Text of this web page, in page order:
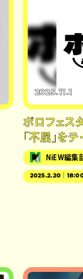
2025.11.1
ボロフェス
「不屈」を
NiEW編集
2025.2.20｜